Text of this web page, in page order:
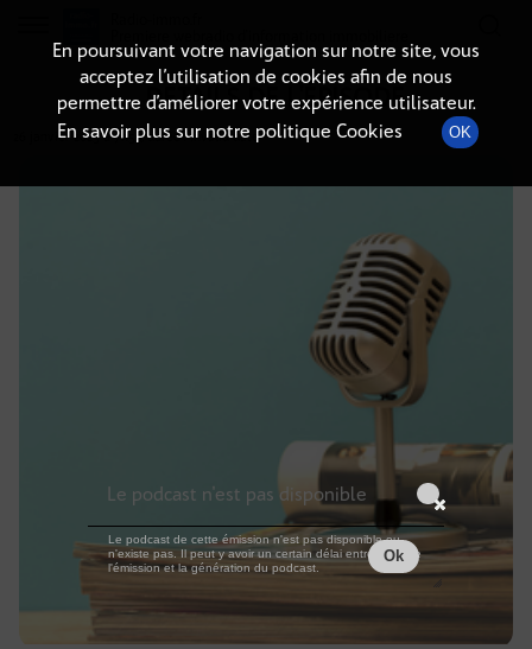
DÉTAILS DE L'ÉPISODE
26 janvier 2025à 7h59, durée : Invalid date
En poursuivant votre navigation sur notre site, vous
acceptez l’utilisation de cookies afin de nous
permettre d’améliorer votre expérience utilisateur.
En savoir plus sur notre politique Cookies
OK
Le podcast n'est pas disponible
Le podcast de cette émission n'est pas disponible ou
n'existe pas. Il peut y avoir un certain délai entre la fin de
l'émission et la génération du podcast.
Ok